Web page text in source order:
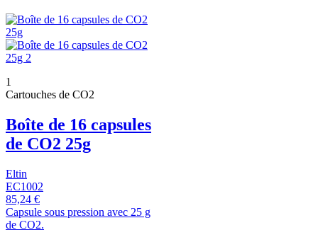
1
Cartouches de CO2
Boîte de 16 capsules
de CO2 25g
Eltin
EC1002
85,24 €
Capsule sous pression avec 25 g
de CO2.